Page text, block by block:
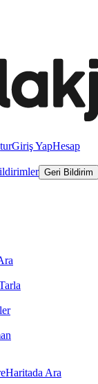
Giriş YapHesap
Geri Bildirim
Haritada Ara